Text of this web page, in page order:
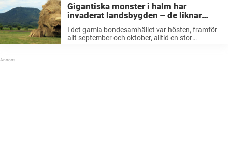
Gigantiska monster i halm har
invaderat landsbygden – de liknar
I det gamla bondesamhället var hösten, framför
allt september och oktober, alltid en stor